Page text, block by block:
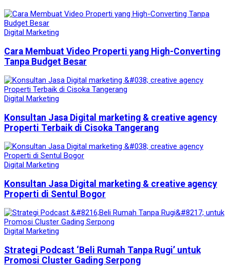
Digital Marketing
Cara Membuat Video Properti yang High-Converting
Tanpa Budget Besar
Digital Marketing
Konsultan Jasa Digital marketing & creative agency
Properti Terbaik di Cisoka Tangerang
Digital Marketing
Konsultan Jasa Digital marketing & creative agency
Properti di Sentul Bogor
Digital Marketing
Strategi Podcast ‘Beli Rumah Tanpa Rugi’ untuk
Promosi Cluster Gading Serpong